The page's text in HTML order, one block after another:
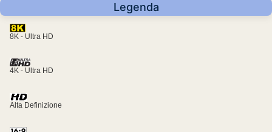
Legenda
8K - Ultra HD
4K - Ultra HD
Alta Definizione